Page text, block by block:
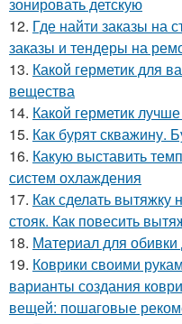
зонировать детскую
12. Где найти заказы на
заказы и тендеры на
13. Какой герметик для
вещества
14. Какой герметик
15. Как бурят скважину.
16. Какую выставить
систем охлаждения
17. Как сделать вытяжку
стояк. Как повесить
18. Материал для
19. Коврики своими
варианты создания
вещей: пошаговые